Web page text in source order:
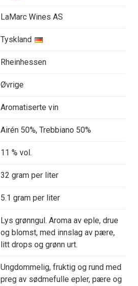
LaMarc Wines AS
Tyskland
Rheinhessen
Øvrige
Aromatiserte vin
Airén 50%, Trebbiano 50%
11 % vol.
32 gram per liter
5.1 gram per liter
Lys grønngul. Aroma av eple, drue
og blomst, med innslag av pære,
litt drops og grønn urt.
Ungdommelig, fruktig og rund med
preg av sødmefulle epler, pære og